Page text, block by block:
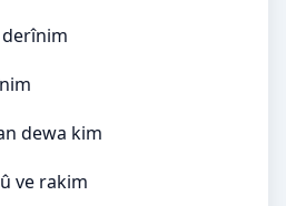
dewa kim
ve rakim